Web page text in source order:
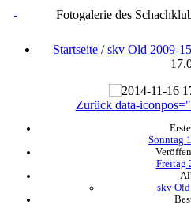
Fotogalerie des
Startseite /skv Old 2009-15
Zurück data-
Sonntag
Freitag
skv